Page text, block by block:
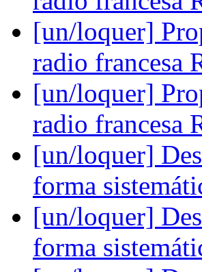
[un/loquer]
radio francesa
[un/loquer]
radio francesa
[un/loquer]
forma
[un/loquer]
forma